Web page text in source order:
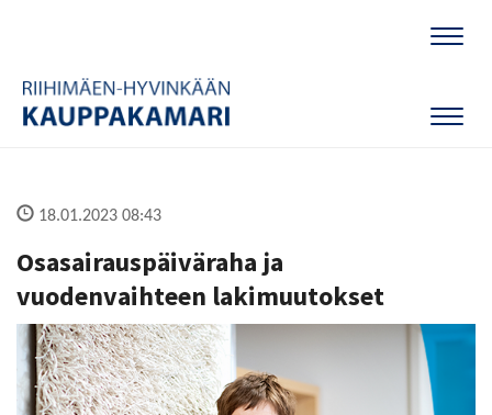
18.01.2023 08:43
Osasairauspäiväraha ja
vuodenvaihteen lakimuutokset